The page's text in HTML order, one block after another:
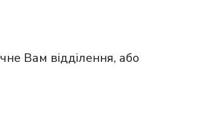
Вам відділення, або